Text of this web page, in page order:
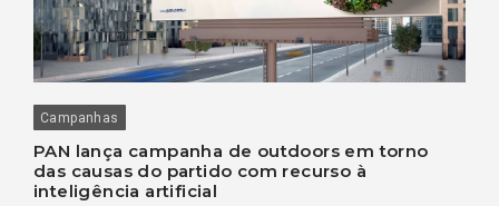
Campanhas
PAN lança campanha de outdoors em torno
das causas do partido com recurso à
inteligência artificial